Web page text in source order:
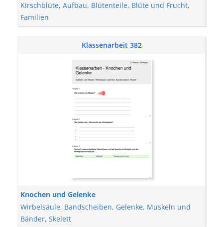
Kirschblüte, Aufbau, Blütenteile, Blüte und Frucht,
Familien
Klassenarbeit 382
Knochen und Gelenke
Wirbelsäule, Bandscheiben, Gelenke, Muskeln und
Bänder, Skelett